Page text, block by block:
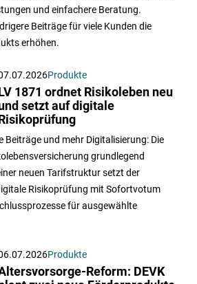
und einfachere Beratung.
Beiträge für viele Kunden die
erhöhen.
Produkte
LV 1871 ordnet Risikoleben neu
setzt auf digitale
Risikoprüfung
Beiträge und mehr Digitalisierung: Die
grundlegend
neuen Tarifstruktur setzt der
Risikoprüfung mit Sofortvotum
für ausgewählte
Produkte
Reform: DEVK